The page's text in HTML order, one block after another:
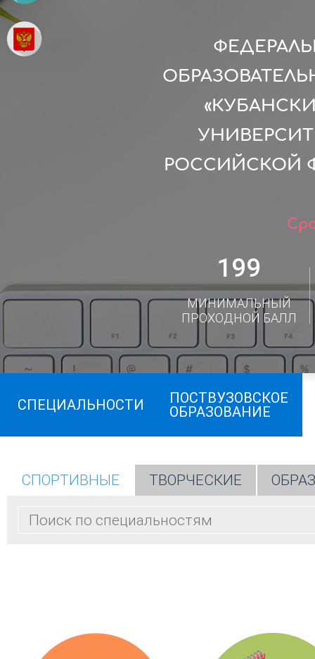
РОССИЙСКОЙ
199
МИНИМАЛЬНЫЙ
ПРОХОДНОЙ БАЛЛ
СПЕЦИАЛЬНОСТИ
ПОСТВУЗОВСКОЕ
ОБРАЗОВАНИЕ
СПОРТИВНЫЕ ТВОРЧЕСКИЕ